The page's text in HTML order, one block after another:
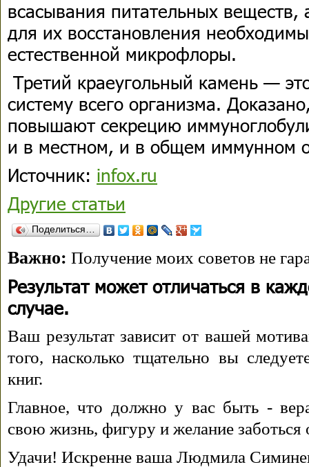
всасывания питательных
для их восстановления
естественной микрофлоры.
Третий краеугольный камень —
систему всего организма.
повышают секрецию
и в местном, и в общем иммунном
Источник: infox.ru
Другие статьи
Поделиться…
Важно: Получение моих советов не
Результат может отличаться в
случае.
Ваш результат зависит от вашей
того, насколько тщательно вы
книг.
Главное, что должно у вас быть -
свою жизнь, фигуру и желание заботься
Удачи! Искренне ваша Людмила